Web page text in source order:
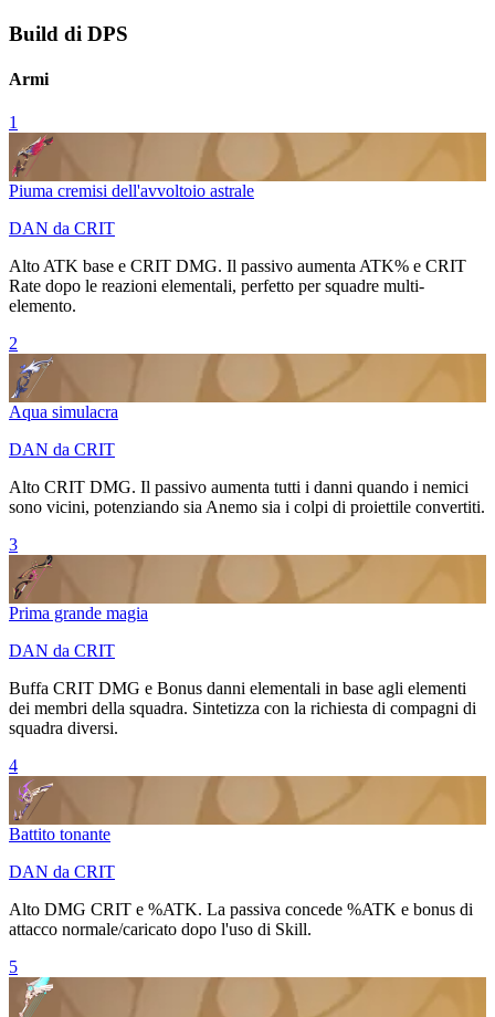
Build di DPS
Armi
1
Piuma cremisi dell'avvoltoio astrale
DAN da CRIT
Alto ATK base e CRIT DMG. Il passivo aumenta ATK% e CRIT
Rate dopo le reazioni elementali, perfetto per squadre multi-
elemento.
2
Aqua simulacra
DAN da CRIT
Alto CRIT DMG. Il passivo aumenta tutti i danni quando i nemici
sono vicini, potenziando sia Anemo sia i colpi di proiettile convertiti.
3
Prima grande magia
DAN da CRIT
Buffa CRIT DMG e Bonus danni elementali in base agli elementi
dei membri della squadra. Sintetizza con la richiesta di compagni di
squadra diversi.
4
Battito tonante
DAN da CRIT
Alto DMG CRIT e %ATK. La passiva concede %ATK e bonus di
attacco normale/caricato dopo l'uso di Skill.
5